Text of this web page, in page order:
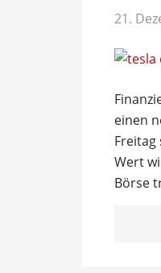
21.
einen
Wert
Börse